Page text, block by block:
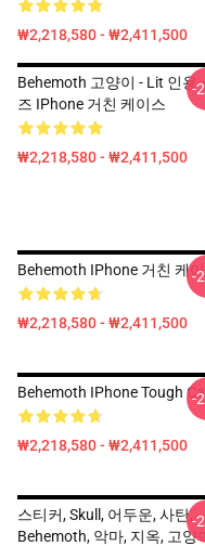
₩2,218,580 - ₩2,411,500
Behemoth 고양이 - Lit 인용
즈 IPhone 거친 케이스
₩2,218,580 - ₩2,411,500
-
Behemoth IPhone 거친 케
₩2,218,580 - ₩2,411,500
-
Behemoth IPhone Tough
₩2,218,580 - ₩2,411,500
-
스티커, Skull, 어두운, 사탄,
Behemoth, 악마, 지옥, 고양
-